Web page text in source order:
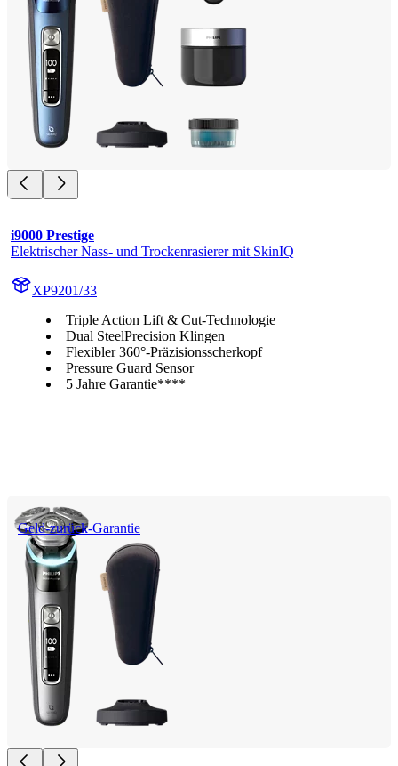
i9000 Prestige
Elektrischer Nass- und Trockenrasierer mit SkinIQ
XP9201/33
Triple Action Lift & Cut-Technologie
Dual SteelPrecision Klingen
Flexibler 360°-Präzisionsscherkopf
Pressure Guard Sensor
5 Jahre Garantie****
Geld-zurück-Garantie